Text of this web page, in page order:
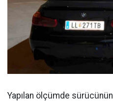
Yapılan ölçümde sürücünün